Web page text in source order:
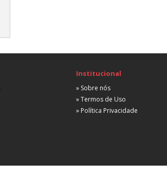
Rio de Janeiro, RJ
A partir de R$ 1.500,00
Advogado Pleno
Rio de Janeiro, RJ
Institucional
» Sobre nós
» Termos de Uso
» Política Privacidade